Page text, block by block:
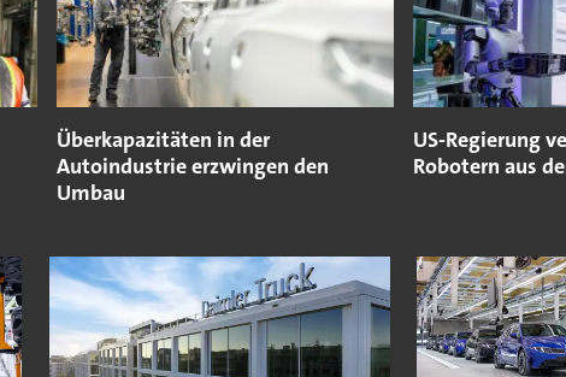
Überkapazitäten in der
Autoindustrie erzwingen den
Umbau
US-Regierung
Robotern aus